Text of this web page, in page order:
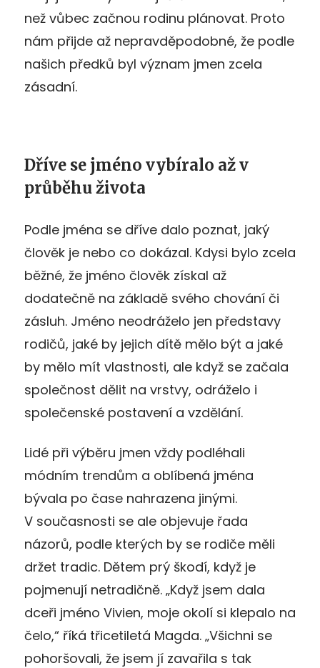
než vůbec začnou rodinu plánovat. Proto
nám přijde až nepravděpodobné, že podle
našich předků byl význam jmen zcela
zásadní.
Dříve se jméno vybíralo až v
průběhu života
Podle jména se dříve dalo poznat, jaký
člověk je nebo co dokázal. Kdysi bylo zcela
běžné, že jméno člověk získal až
dodatečně na základě svého chování či
zásluh. Jméno neodráželo jen představy
rodičů, jaké by jejich dítě mělo být a jaké
by mělo mít vlastnosti, ale když se začala
společnost dělit na vrstvy, odráželo i
společenské postavení a vzdělání.
Lidé při výběru jmen vždy podléhali
módním trendům a oblíbená jména
bývala po čase nahrazena jinými.
V současnosti se ale objevuje řada
názorů, podle kterých by se rodiče měli
držet tradic. Dětem prý škodí, když je
pojmenují netradičně. „Když jsem dala
dceři jméno Vivien, moje okolí si klepalo na
čelo,“ říká třicetiletá Magda. „Všichni se
pohoršovali, že jsem jí zavařila s tak